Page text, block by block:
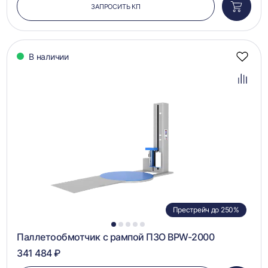
ЗАПРОСИТЬ КП
в
В наличии
1 2 3 4 5
Престрейч до 250%
Паллетообмотчик с рампой ПЗО BPW-2000
341 484 ₽